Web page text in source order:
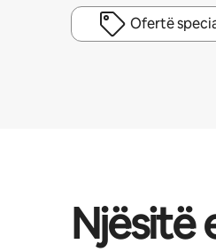
Ofertë
Njësitë